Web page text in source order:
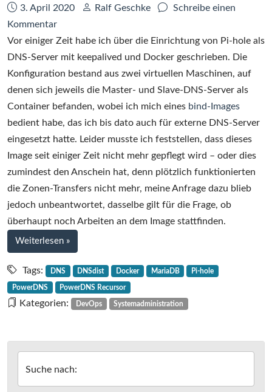
Datum:
3. April 2020 Autor:
Ralf Geschke
Schreibe einen
Kommentarzu
Ein
DNS-
Server
mit
PowerDNS
und
Docker
–
Teil
1:
Das
Docker-
Compose-
File
Vor einiger Zeit habe ich über die Einrichtung von Pi-hole als
DNS-Server mit keepalived und Docker geschrieben. Die
Konfiguration bestand aus zwei virtuellen Maschinen, auf
denen sich jeweils die Master- und Slave-DNS-Server als
Container befanden, wobei ich mich eines bind-Images
bedient habe, das ich bis dato auch für externe DNS-Server
eingesetzt hatte. Leider musste ich feststellen, dass dieses
Image seit einiger Zeit nicht mehr gepflegt wird – oder dies
zumindest den Anschein hat, denn plötzlich funktionierten
die Zonen-Transfers nicht mehr, meine Anfrage dazu blieb
jedoch unbeantwortet, dasselbe gilt für die Frage, ob
überhaupt noch Arbeiten an dem Image stattfinden.
Weiterlesen bei
Ein
DNS-
Server
mit
Docker
Teil
1:
»
Tags: DNS DNSdist Docker MariaDB Pi-hole
PowerDNS PowerDNS Recursor
Kategorien: DevOps Systemadministration
Suche nach: